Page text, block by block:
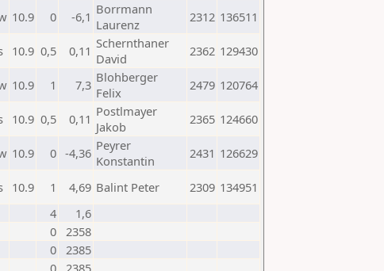
10.9 0 -6,1 Borrmann
Laurenz
2312 136511
10.9 0,5 0,11 Schernthaner
David
2362 129430
10.9 1 7,3 Blohberger
Felix
2479 120764
10.9 0,5 0,11 Postlmayer
Jakob
2365 124660
10.9 0 -4,36 Peyrer
Konstantin
2431 126629
10.9 1 4,69 Balint Peter 2309 134951
4
1,6
0 2358
0 2385
0 2385